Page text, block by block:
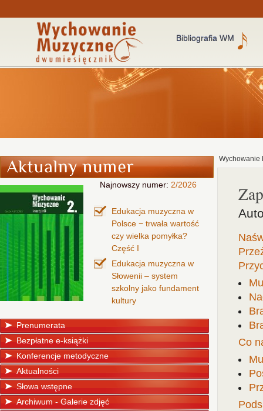
Bibliografia WM
Najnowszy numer: 2/2026
Edukacja muzyczna w
Polsce − trwała wartość
czy wielka pomyłka?
Część I
Edukacja muzyczna w
Słowenii – system
szkolny jako fundament
kultury
Prenumerata
Bezpłatne e-książki
Konferencje metodyczne
Aktualności
Słowa wstępne
Archiwum - Galerie zdjęć
Wychowanie
Co